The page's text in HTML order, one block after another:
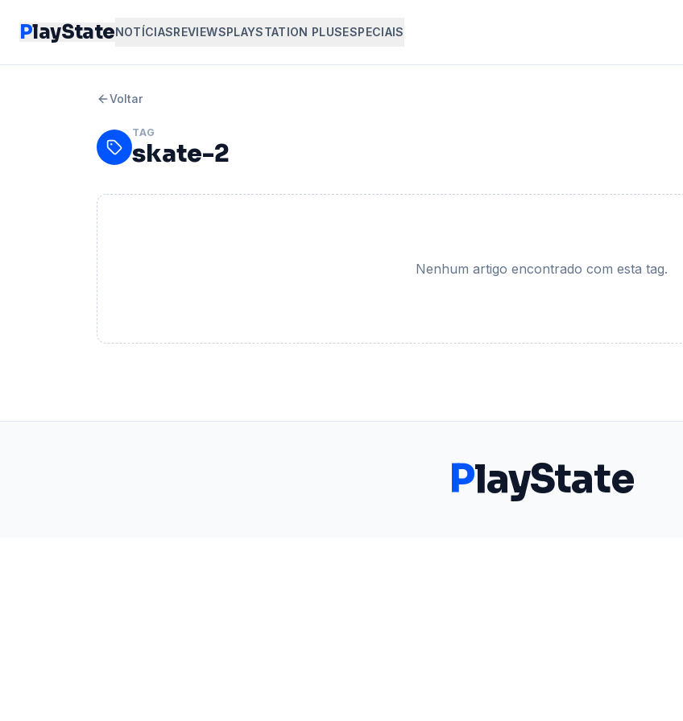
PlayStateNOTÍCIASREVIEWSPLAYSTATION PLUSESPECIAIS
Voltar
TAG
skate-2
Nenhum artigo encontrado com esta tag.
PlayState